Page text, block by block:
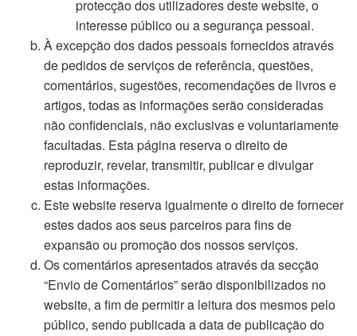
protecção dos utilizadores deste website, o
interesse público ou a segurança pessoal.
À excepção dos dados pessoais fornecidos através
de pedidos de serviços de referência, questões,
comentários, sugestões, recomendações de livros e
artigos, todas as informações serão consideradas
não confidenciais, não exclusivas e voluntariamente
facultadas. Esta página reserva o direito de
reproduzir, revelar, transmitir, publicar e divulgar
estas informações.
Este website reserva igualmente o direito de fornecer
estes dados aos seus parceiros para fins de
expansão ou promoção dos nossos serviços.
Os comentários apresentados através da secção
“Envio de Comentários” serão disponibilizados no
website, a fim de permitir a leitura dos mesmos pelo
público, sendo publicada a data de publicação do